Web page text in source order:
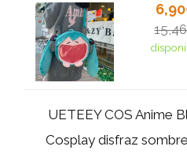
UETEEY COS Anime
Cosplay disfraz